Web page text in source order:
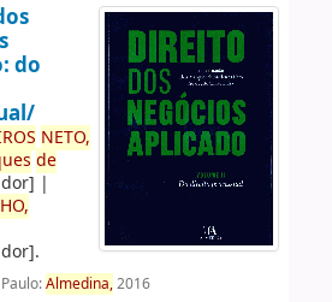
do
NETO,
de
|
.
Almedina,2016